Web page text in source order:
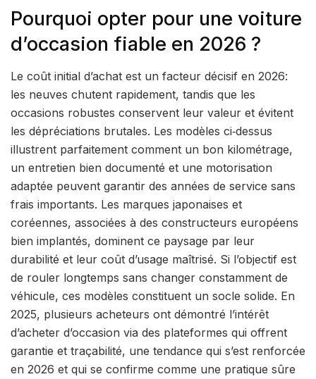
Pourquoi opter pour une voiture
d’occasion fiable en 2026 ?
Le coût initial d’achat est un facteur décisif en 2026:
les neuves chutent rapidement, tandis que les
occasions robustes conservent leur valeur et évitent
les dépréciations brutales. Les modèles ci‑dessus
illustrent parfaitement comment un bon kilométrage,
un entretien bien documenté et une motorisation
adaptée peuvent garantir des années de service sans
frais importants. Les marques japonaises et
coréennes, associées à des constructeurs européens
bien implantés, dominent ce paysage par leur
durabilité et leur coût d’usage maîtrisé. Si l’objectif est
de rouler longtemps sans changer constamment de
véhicule, ces modèles constituent un socle solide. En
2025, plusieurs acheteurs ont démontré l’intérêt
d’acheter d’occasion via des plateformes qui offrent
garantie et traçabilité, une tendance qui s’est renforcée
en 2026 et qui se confirme comme une pratique sûre